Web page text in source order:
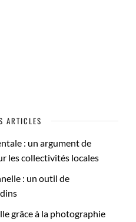
ARTICLES
: un argument de
les collectivités locales
: un outil de
grâce à la photographie